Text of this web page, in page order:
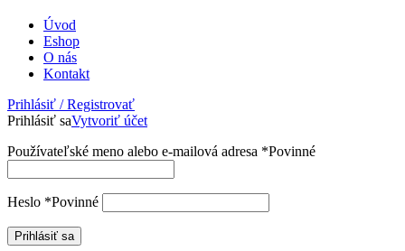
Úvod
Eshop
O nás
Kontakt
Prihlásiť / Registrovať
Prihlásiť saVytvoriť účet
Používateľské meno alebo e-mailová adresa *Povinné
Heslo *Povinné
Prihlásiť sa